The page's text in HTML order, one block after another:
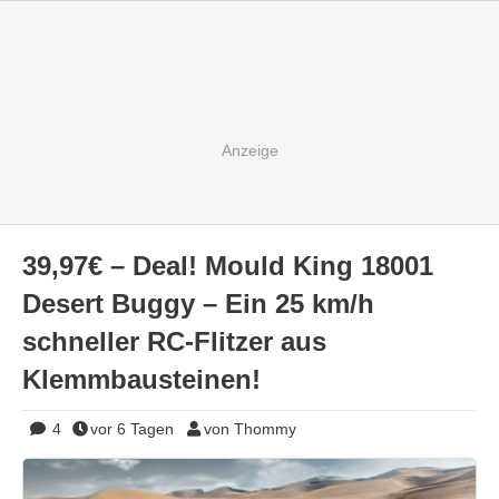
39,97€ – Deal! Mould King 18001
Desert Buggy – Ein 25 km/h
schneller RC-Flitzer aus
Klemmbausteinen!
4 vor 6 Tagen von Thommy